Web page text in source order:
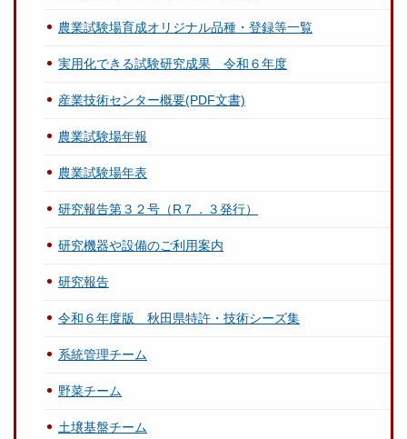
農業試験場育成オリジナル品種・登録等一覧
実用化できる試験研究成果 令和６年度
産業技術センター概要(PDF文書)
農業試験場年報
農業試験場年表
研究報告第３２号（R７．３発行）
研究機器や設備のご利用案内
研究報告
令和６年度版 秋田県特許・技術シーズ集
系統管理チーム
野菜チーム
土壌基盤チーム